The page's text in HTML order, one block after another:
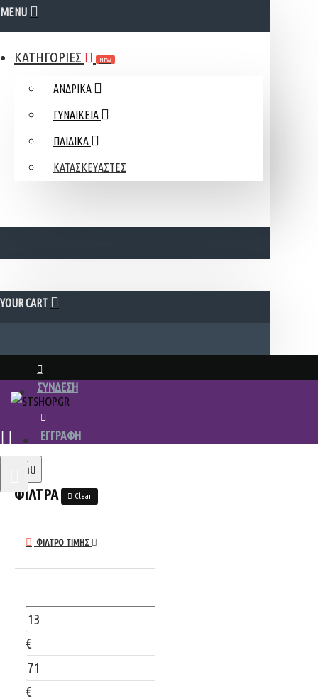
MENU
ΚΑΤΗΓΟΡΙΕΣ NEW
ΑΝΔΡΙΚΑ
ΓΥΝΑΙΚΕΙΑ
ΠΑΙΔΙΚΑ
ΚΑΤΑΣΚΕΥΑΣΤΕΣ
YOUR CART
ΣΥΝΔΕΣΗ
ΕΓΓΡΑΦΗ
Menu
ΦΙΛΤΡΑ Clear
ΦΊΛΤΡΟ ΤΙΜΉΣ
€
€